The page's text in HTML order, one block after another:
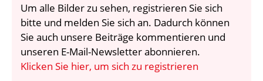
VIDEOS
BIBLIOTHEK
KRAN & BÜHNE
Um alle Bilder zu sehen, registrieren Sie sich
bitte und melden Sie sich an. Dadurch können
Sie auch unsere Beiträge kommentieren und
unseren E-Mail-Newsletter abonnieren.
Klicken Sie hier, um sich zu registrieren